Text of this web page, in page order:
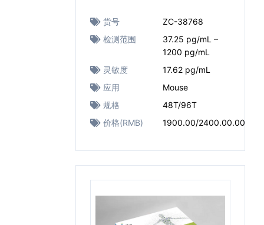
货号
ZC-38768
检测范围
37.25 pg/mL –
1200 pg/mL
灵敏度
17.62 pg/mL
应用
Mouse
规格
48T/96T
价格(RMB)
1900.00/2400.00.00